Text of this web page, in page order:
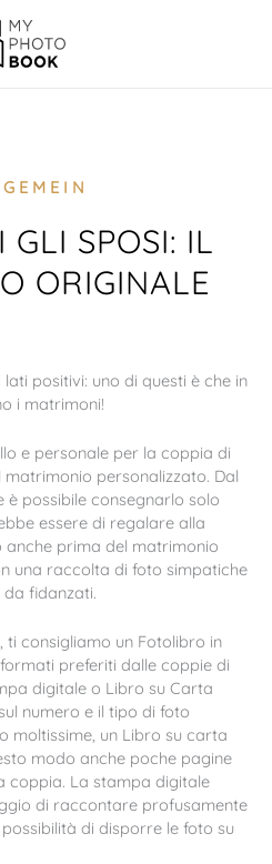
GLI SPOSI: IL
ORIGINALE
positivi: uno di questi è che in
i matrimoni!
e personale per la coppia di
personalizzato. Dal
possibile consegnarlo solo
essere di regalare alla
prima del matrimonio
una raccolta di foto simpatiche
fidanzati.
consigliamo un Fotolibro in
preferiti dalle coppie di
digitale o Libro su Carta
numero e il tipo di foto
moltissime, un Libro su carta
modo anche poche pagine
coppia. La stampa digitale
di raccontare profusamente
di disporre le foto su